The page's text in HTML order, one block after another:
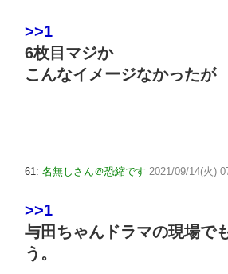
>>1
6枚目マジか
こんなイメージなかったが
61: 名無しさん＠恐縮です 2021/09/14(火)
>>1
与田ちゃんドラマの現場で
う。